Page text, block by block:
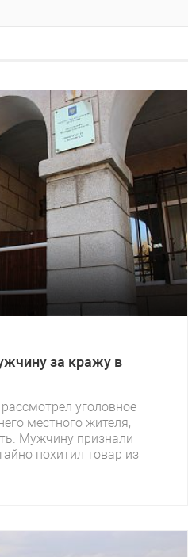
за кражу в
уголовное
местного жителя,
Мужчину признали
похитил товар из